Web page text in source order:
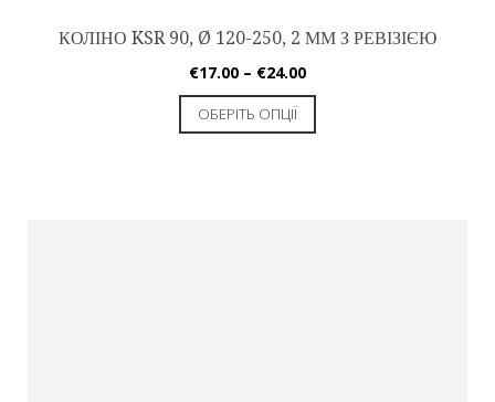
КОЛІНО KSR 90, Ø 120-250, 2 ММ З РЕВІЗІЄЮ
€17.00 – €24.00
ОБЕРІТЬ ОПЦІЇ